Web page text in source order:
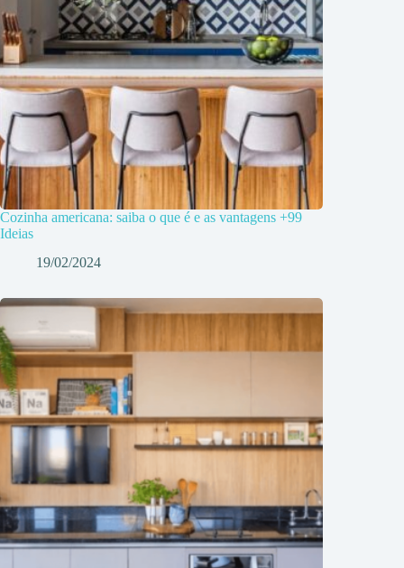
Cozinha americana: saiba o que é e as vantagens +99
Ideias
19/02/2024